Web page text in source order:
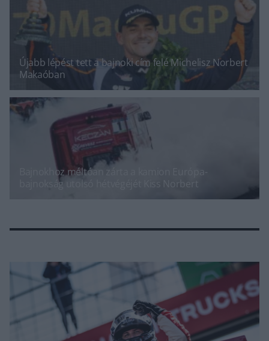
Újabb lépést tett a bajnoki cím felé Michelisz Norbert
Makaóban
Bajnokhoz méltóan zárta a kamion Európa-
bajnokság utolsó hétvégéjét Kiss Norbert